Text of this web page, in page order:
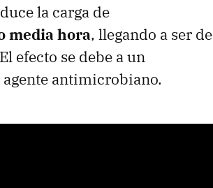
la carga de
media hora, llegando a ser de
efecto se debe a un
antimicrobiano.